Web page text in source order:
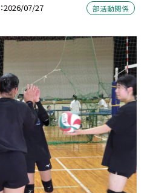
2026/07/27 部活動関係